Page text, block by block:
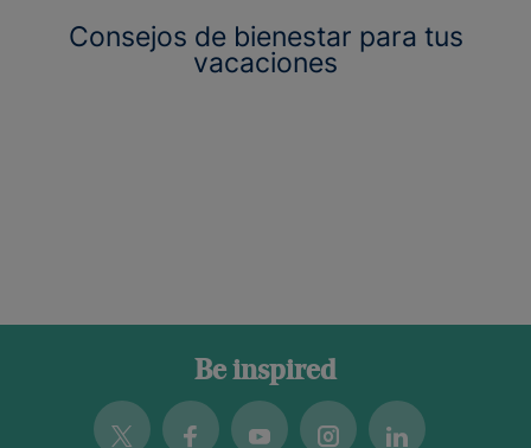
Consejos de bienestar para tus
vacaciones
Be inspired
Twitter FacebookYoutubeInstagramLinkedin